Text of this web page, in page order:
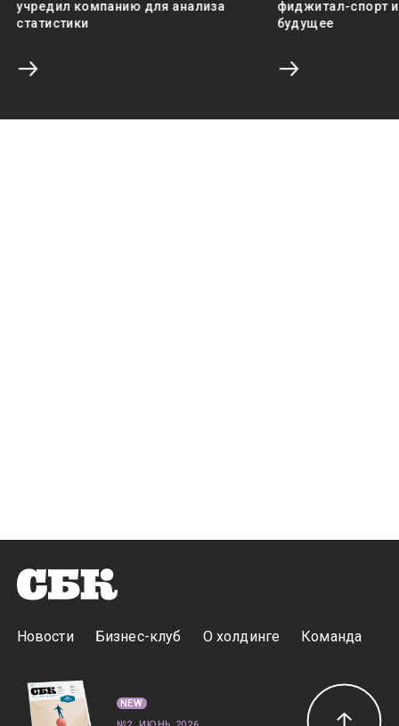
учредил компанию для анализа
статистики
фиджитал-спорт
будущее
Новости Бизнес-клуб О холдинге Команда
NEW